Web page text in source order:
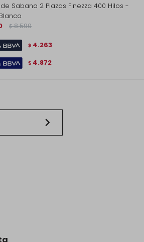
Sabana 2 Plazas Finezza 400 Hilos -
$ 8.590
$ 4.263
$ 4.872